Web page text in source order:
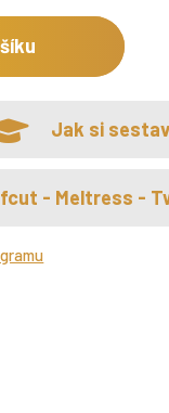
Jak si
- Meltress -